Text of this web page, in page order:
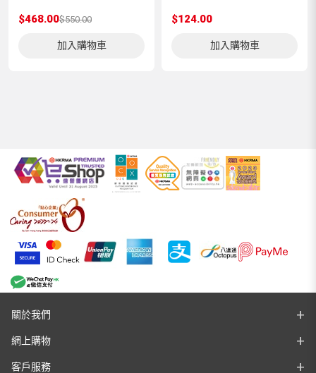
$468.00$550.00
加入購物車
$124.00
加入購物車
關於我們
網上購物
客戶服務